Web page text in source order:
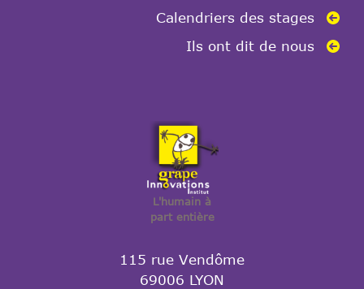
Calendriers des stages
Ils ont dit de nous
L'humain à
part entière
115 rue Vendôme
69006 LYON